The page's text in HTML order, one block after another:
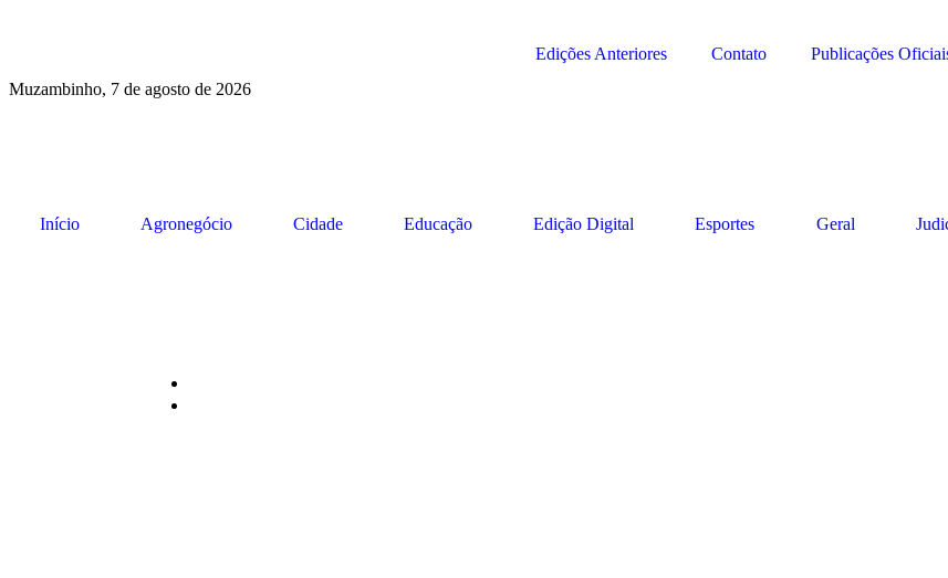
Edições Anteriores Contato
Publicações
Muzambinho, 7 de agosto de 2026
Início Agronegócio Cidade Educação Edição Digital Esportes Geral